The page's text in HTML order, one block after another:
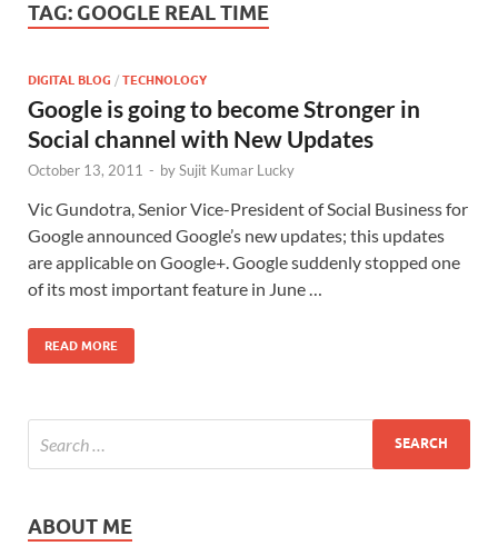
TAG: GOOGLE REAL TIME
DIGITAL BLOG / TECHNOLOGY
Google is going to become Stronger in
Social channel with New Updates
October 13, 2011 - bySujit Kumar Lucky
Vic Gundotra, Senior Vice-President of Social Business for
Google announced Google’s new updates; this updates
are applicable on Google+. Google suddenly stopped one
of its most important feature in June …
READ MORE
ABOUT ME